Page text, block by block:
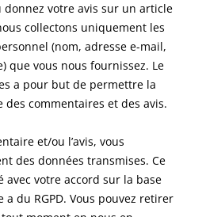
donnez votre avis sur un article
collectons uniquement les
(nom, adresse e-mail,
que vous nous fournissez. Le
a pour but de permettre la
des commentaires et des avis.
et/ou l’avis, vous
des données transmises. Ce
votre accord sur la base
a du RGPD. Vous pouvez retirer